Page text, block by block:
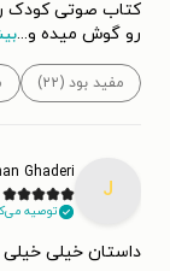
رو گوش میده و...
مفید بود (۲۲)
J
Ghaderi
توصیه
داستان خیلی